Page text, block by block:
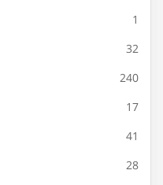
1
32
240
17
41
28